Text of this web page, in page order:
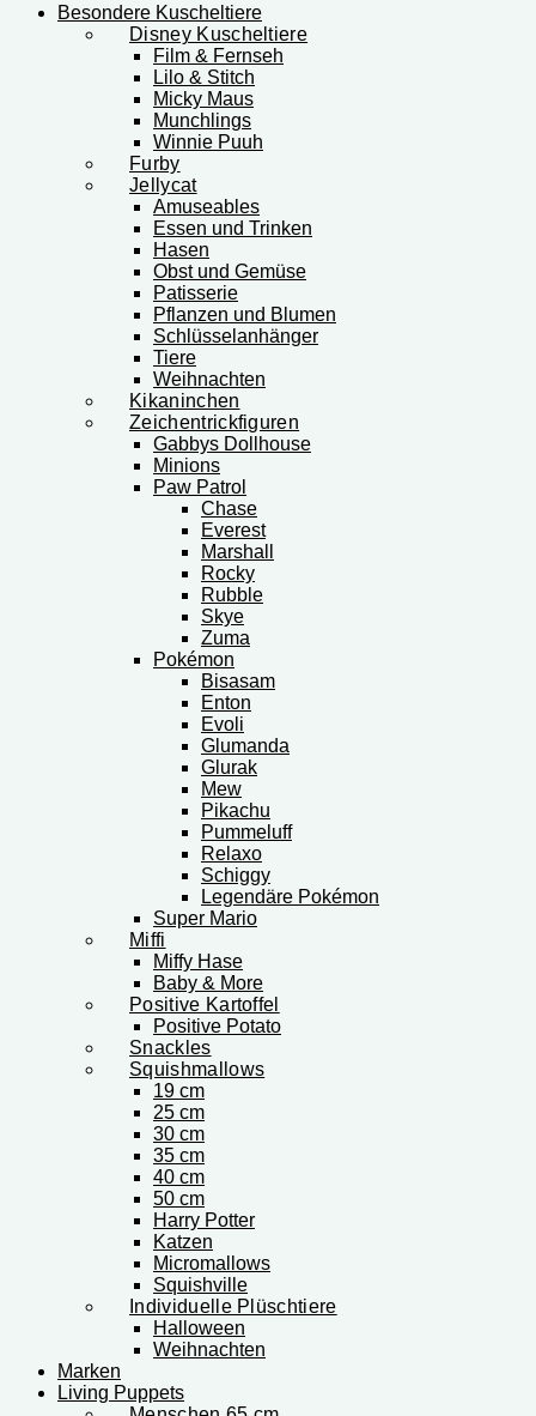
Besondere Kuscheltiere
Disney Kuscheltiere
Film & Fernseh
Lilo & Stitch
Micky Maus
Munchlings
Winnie Puuh
Furby
Jellycat
Amuseables
Essen und Trinken
Hasen
Obst und Gemüse
Patisserie
Pflanzen und Blumen
Schlüsselanhänger
Tiere
Weihnachten
Kikaninchen
Zeichentrickfiguren
Gabbys Dollhouse
Minions
Paw Patrol
Chase
Everest
Marshall
Rocky
Rubble
Skye
Zuma
Pokémon
Bisasam
Enton
Evoli
Glumanda
Glurak
Mew
Pikachu
Pummeluff
Relaxo
Schiggy
Legendäre Pokémon
Super Mario
Miffi
Miffy Hase
Baby & More
Positive Kartoffel
Positive Potato
Snackles
Squishmallows
19 cm
25 cm
30 cm
35 cm
40 cm
50 cm
Harry Potter
Katzen
Micromallows
Squishville
Individuelle Plüschtiere
Halloween
Weihnachten
Marken
Living Puppets